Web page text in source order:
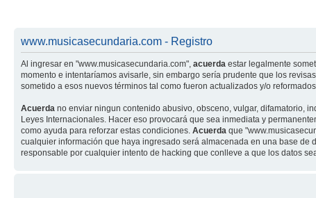
www.musicasecundaria.com - Registro
Al ingresar en "www.musicasecundaria.com", acuerda estar legalmente
momento e intentaríamos avisarle, sin embargo sería prudente que los
sometido a esos nuevos términos tal como fueron actualizados y/o reformados.
Acuerda no enviar ningun contenido abusivo, obsceno, vulgar, difamatorio,
Leyes Internacionales. Hacer eso provocará que sea inmediata y
como ayuda para reforzar estas condiciones. Acuerda que
cualquier información que haya ingresado será almacenada en una base de
responsable por cualquier intento de hacking que conlleve a que los datos